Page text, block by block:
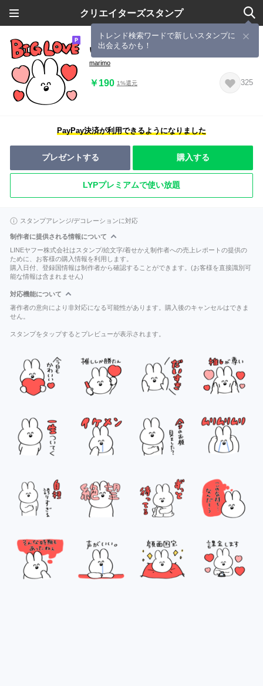
クリエイターズスタンプ
トレンド検索ワードで新しいスタンプに
出会えるかも！
いのち捧げてるうさぎ〇赤色推し
marimo
￥190 1%還元 325
PayPay決済が利用できるようになりました
プレゼントする 購入する
LYPプレミアムで使い放題
スタンプアレンジ/デコレーションに対応
制作者に提供される情報について
LINEヤフー株式会社はスタンプ/絵文字/着せかえ制作者への売上レポートの提供の
ために、お客様の購入情報を利用します。
購入日付、登録国情報は制作者から確認することができます。(お客様を直接識別可
能な情報は含まれません)
対応機能について
著作者の意向により非対応になる可能性があります。購入後のキャンセルはできま
せん。
スタンプをタップするとプレビューが表示されます。